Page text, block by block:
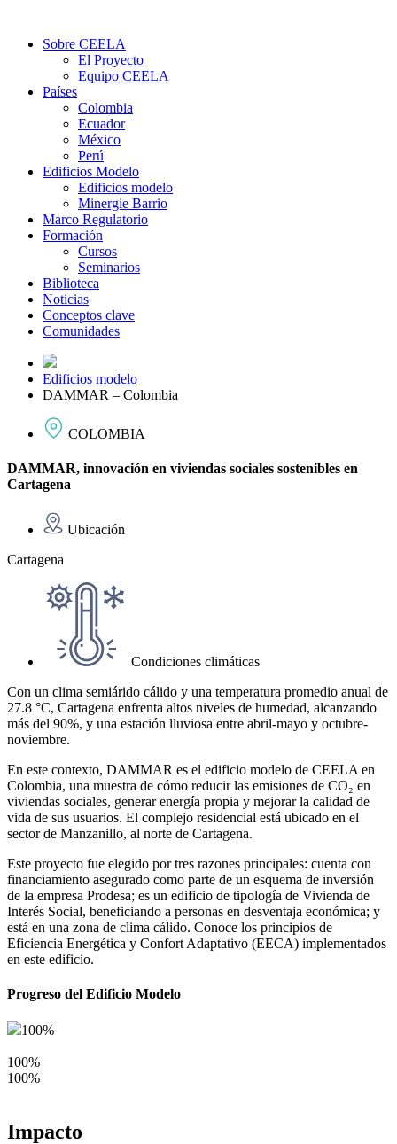
Sobre CEELA
El Proyecto
Equipo CEELA
Países
Colombia
Ecuador
México
Perú
Edificios Modelo
Edificios modelo
Minergie Barrio
Marco Regulatorio
Formación
Cursos
Seminarios
Biblioteca
Noticias
Conceptos clave
Comunidades
Edificios modelo
DAMMAR – Colombia
COLOMBIA
DAMMAR, innovación en viviendas sociales sostenibles en
Cartagena
Ubicación
Cartagena
Condiciones climáticas
Con un clima semiárido cálido y una temperatura promedio anual de
27.8 °C, Cartagena enfrenta altos niveles de humedad, alcanzando
más del 90%, y una estación lluviosa entre abril-mayo y octubre-
noviembre.
En este contexto, DAMMAR es el edificio modelo de CEELA en
Colombia, una muestra de cómo reducir las emisiones de CO₂ en
viviendas sociales, generar energía propia y mejorar la calidad de
vida de sus usuarios. El complejo residencial está ubicado en el
sector de Manzanillo, al norte de Cartagena.
Este proyecto fue elegido por tres razones principales: cuenta con
financiamiento asegurado como parte de un esquema de inversión
de la empresa Prodesa; es un edificio de tipología de Vivienda de
Interés Social, beneficiando a personas en desventaja económica; y
está en una zona de clima cálido. Conoce los principios de
Eficiencia Energética y Confort Adaptativo (EECA) implementados
en este edificio.
Progreso del Edificio Modelo
100%
100%
100%
Impacto